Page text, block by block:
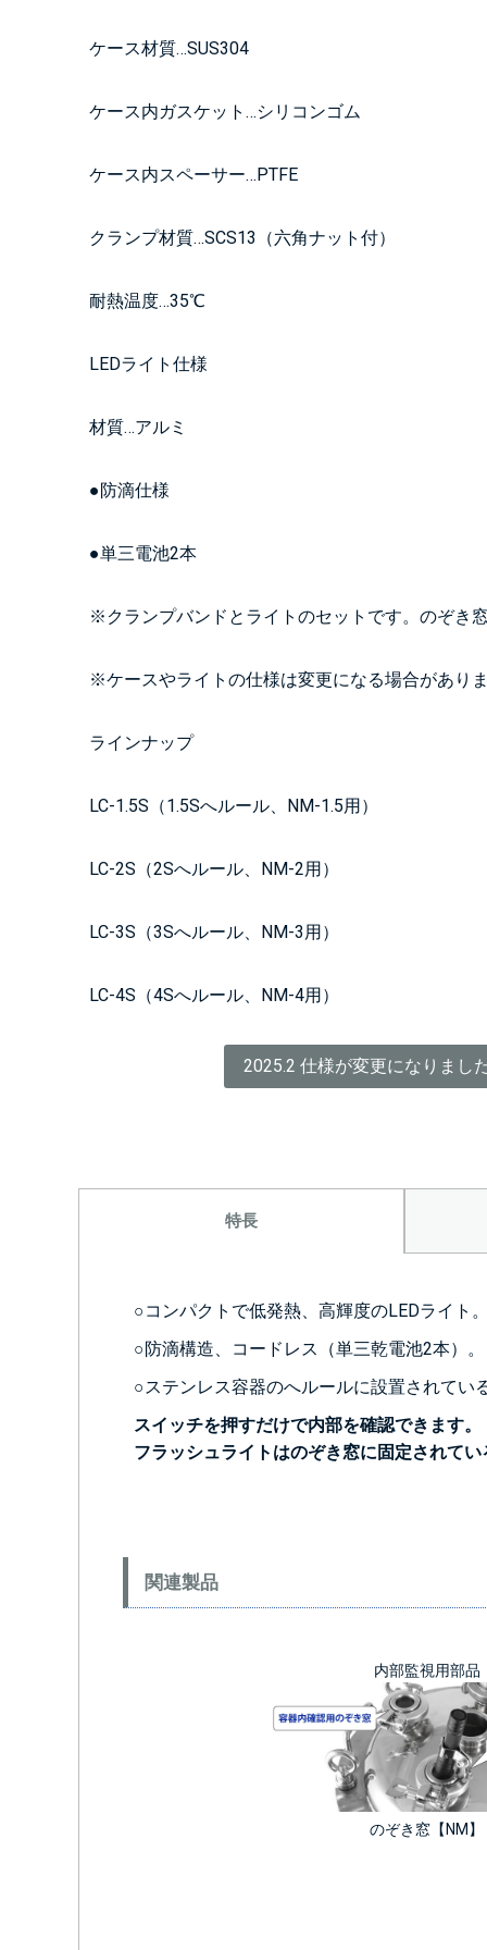
ケース材質…SUS304
ケース内ガスケット…シリコンゴム
ケース内スペーサー…PTFE
クランプ材質…SCS13（六角ナット付）
耐熱温度…35℃
LEDライト仕様
材質…アルミ
●防滴仕様
●単三電池2本
※クランプバンドとライトのセットです。のぞき
※ケースやライトの仕様は変更になる場合があり
ラインナップ
LC-1.5S（1.5Sへルール、NM-1.5用）
LC-2S（2Sへルール、NM-2用）
LC-3S（3Sへルール、NM-3用）
LC-4S（4Sへルール、NM-4用）
2025.2 仕様が変更になりまし
特長
○コンパクトで低発熱、高輝度のLEDライト
○防滴構造、コードレス（単三乾電池2本）。
○ステンレス容器のへルールに設置されてい
スイッチを押すだけで内部を確認できます。
フラッシュライトはのぞき窓に固定されて
関連製品
内部監視用部品
のぞき窓【NM】